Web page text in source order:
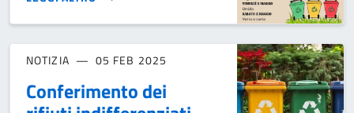
RACCOLTA DIFFERENZIATA}
NOTIZIA 05 FEB 2025
Conferimento dei